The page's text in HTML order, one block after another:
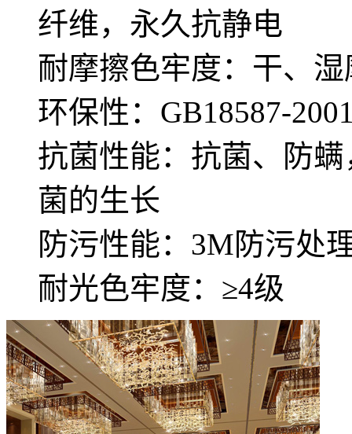
纤维，永久抗静电
耐摩擦色牢度：干、
环保性：GB18587-
抗菌性能：抗菌、防
菌的生长
防污性能：3M防污处
耐光色牢度：≥4级